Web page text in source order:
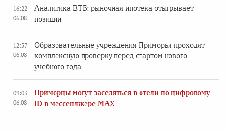
16:22
06.08
Аналитика ВТБ: рыночная ипотека отыгрывает
позиции
12:57
06.08
Образовательные учреждения Приморья проходят
комплексную проверку перед стартом нового
учебного года
09:03
06.08
Приморцы могут заселяться в отели по цифровому
ID в мессенджере MAX